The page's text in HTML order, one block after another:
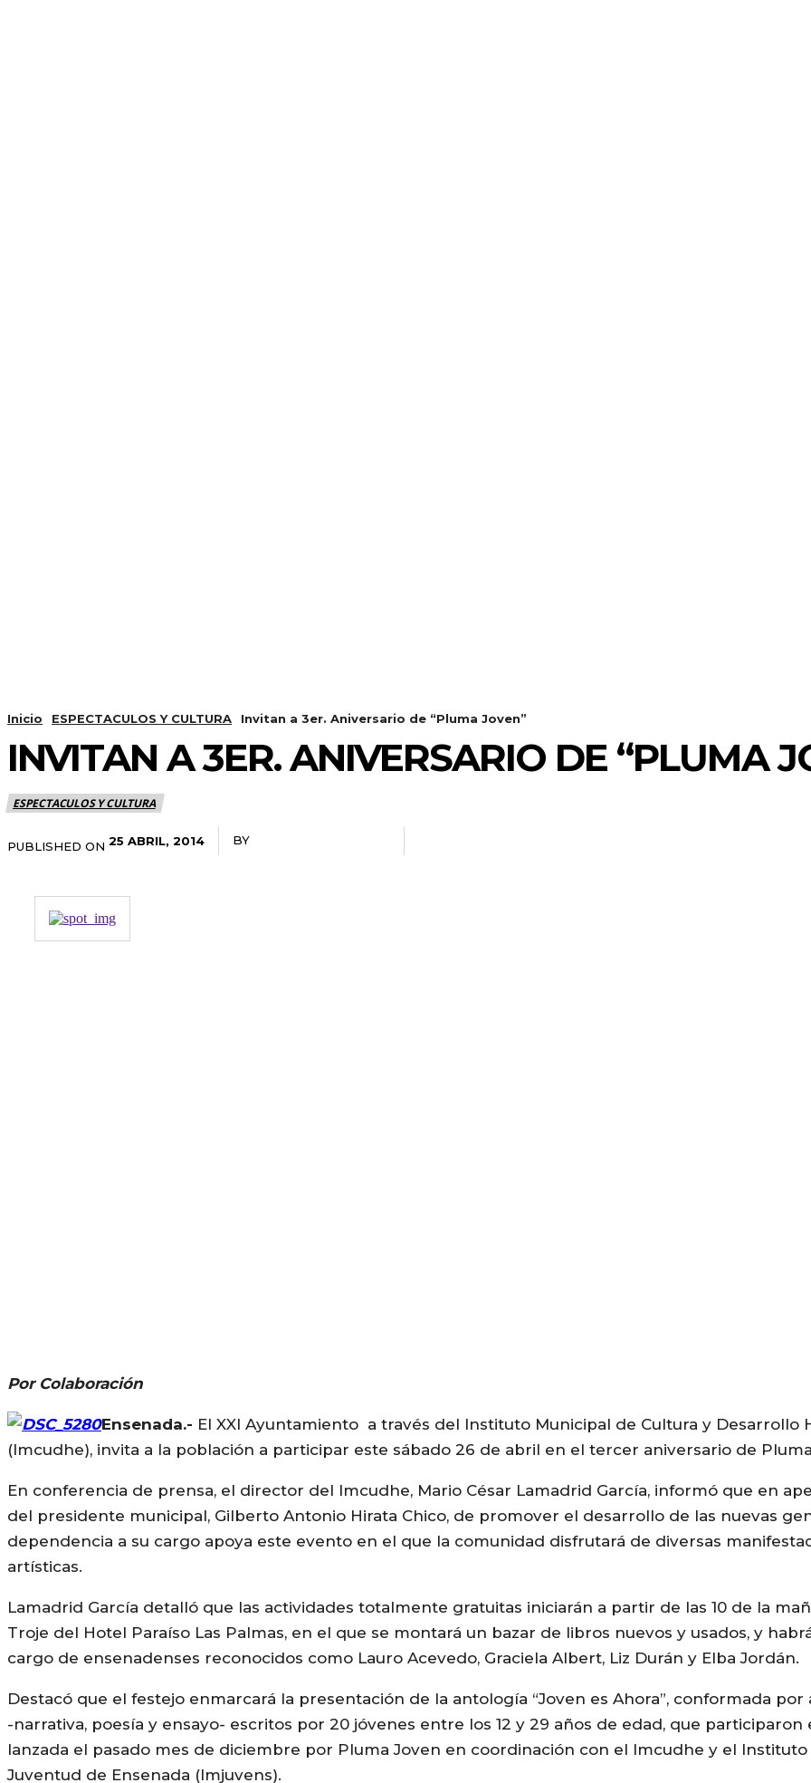
Inicio ESPECTACULOS Y CULTURA Invitan a 3er. Aniversario de “Pluma Joven”
INVITAN A 3ER. ANIVERSARIO DE “PLUMA
ESPECTACULOS Y CULTURA
PUBLISHED ON 25 ABRIL, 2014 BY
Por Colaboración
Ensenada.- El XXI Ayuntamiento a través del Instituto Municipal de Cultura y Desarrollo
(Imcudhe), invita a la población a participar este sábado 26 de abril en el tercer aniversario de Pluma
En conferencia de prensa, el director del Imcudhe, Mario César Lamadrid García, informó que en
del presidente municipal, Gilberto Antonio Hirata Chico, de promover el desarrollo de las nuevas
dependencia a su cargo apoya este evento en el que la comunidad disfrutará de diversas
artísticas.
Lamadrid García detalló que las actividades totalmente gratuitas iniciarán a partir de las 10 de la
Troje del Hotel Paraíso Las Palmas, en el que se montará un bazar de libros nuevos y usados, y
cargo de ensenadenses reconocidos como Lauro Acevedo, Graciela Albert, Liz Durán y Elba Jordán.
Destacó que el festejo enmarcará la presentación de la antología “Joven es Ahora”, conformada
-narrativa, poesía y ensayo- escritos por 20 jóvenes entre los 12 y 29 años de edad, que participaron
lanzada el pasado mes de diciembre por Pluma Joven en coordinación con el Imcudhe y el Instituto
Juventud de Ensenada (Imjuvens).